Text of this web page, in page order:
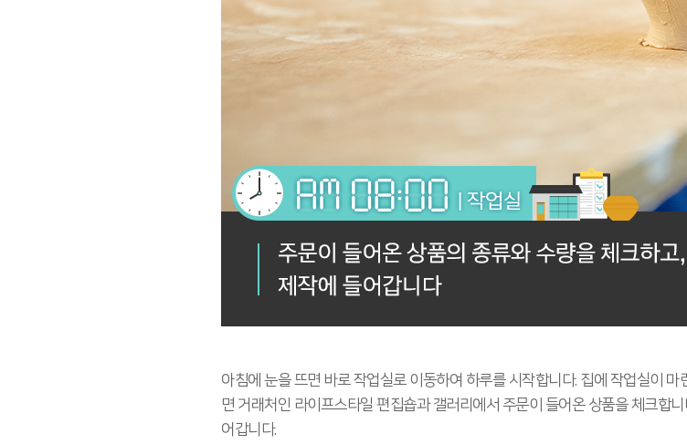
아침에 눈을 뜨면 바로 작업실로 이동하여 하루를 시작합니다. 집에 작업실이
면 거래처인 라이프스타일 편집숍과 갤러리에서 주문이 들어온 상품을 체크합
어갑니다.